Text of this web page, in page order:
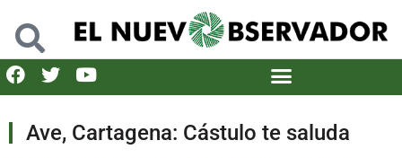
Ave, Cartagena: Cástulo te saluda